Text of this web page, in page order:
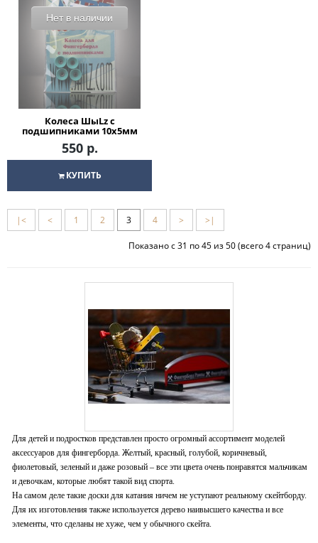
Нет в наличии
Колеса ШыLz с
подшипниками 10х5мм
для фингерборда
550 р.
КУПИТЬ
|< < 1 2 3 4 > >|
Показано с 31 по 45 из 50 (всего 4 страниц)
Для детей и подростков представлен просто огромный ассортимент моделей
аксессуаров для фингерборда. Желтый, красный, голубой, коричневый,
фиолетовый, зеленый и даже розовый – все эти цвета очень понравятся мальчикам
и девочкам, которые любят такой вид спорта.
На самом деле такие доски для катания ничем не уступают реальному скейтборду.
Для их изготовления также используется дерево наивысшего качества и все
элементы, что сделаны не хуже, чем у обычного скейта.